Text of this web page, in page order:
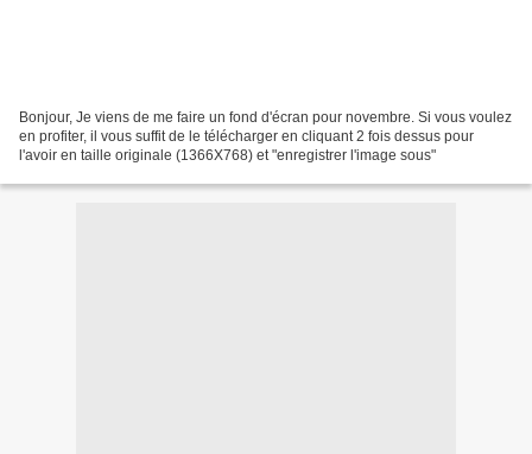
Bonjour, Je viens de me faire un fond d'écran pour novembre. Si vous voulez
en profiter, il vous suffit de le télécharger en cliquant 2 fois dessus pour
l'avoir en taille originale (1366X768) et "enregistrer l'image sous"